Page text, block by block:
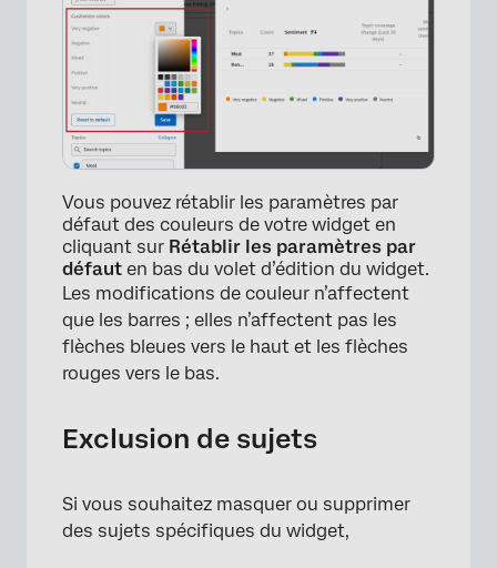
×
Vous pouvez rétablir les paramètres par
défaut des couleurs de votre widget en
cliquant sur Rétablir les paramètres par
défaut en bas du volet d’édition du widget.
Les modifications de couleur n’affectent
que les barres ; elles n’affectent pas les
flèches bleues vers le haut et les flèches
rouges vers le bas.
Exclusion de sujets
Si vous souhaitez masquer ou supprimer
des sujets spécifiques du widget,